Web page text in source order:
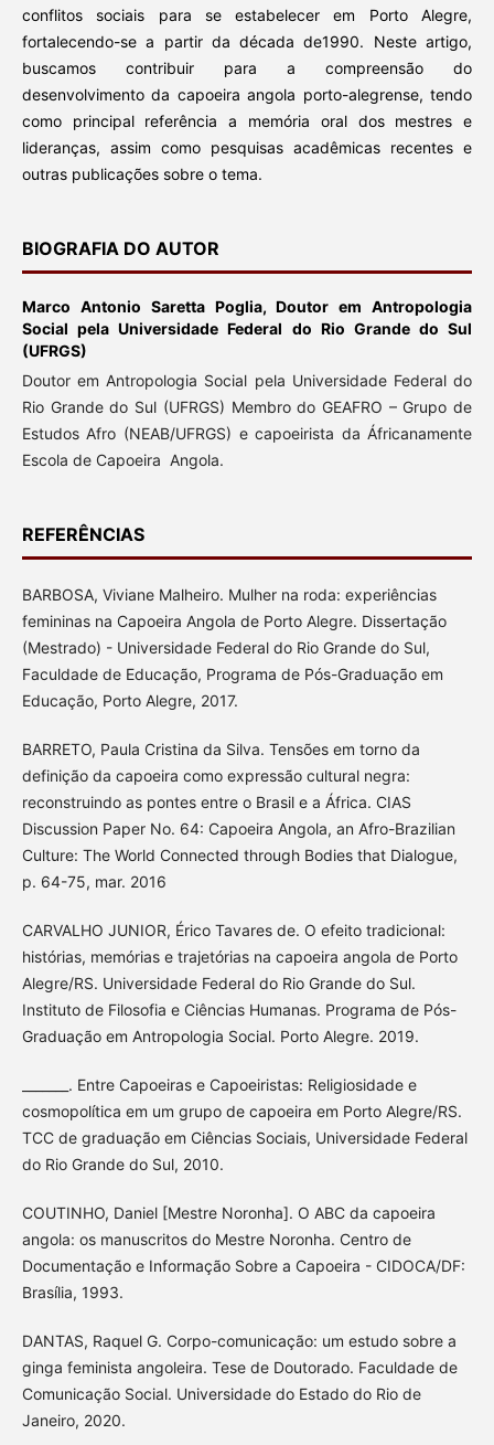
conflitos sociais para se estabelecer em Porto Alegre,
fortalecendo-se a partir da década de1990. Neste artigo,
buscamos contribuir para a compreensão do
desenvolvimento da capoeira angola porto-alegrense, tendo
como principal referência a memória oral dos mestres e
lideranças, assim como pesquisas acadêmicas recentes e
outras publicações sobre o tema.
BIOGRAFIA DO AUTOR
Marco Antonio Saretta Poglia,Doutor em Antropologia
Social pela Universidade Federal do Rio Grande do Sul
(UFRGS)
Doutor em Antropologia Social pela Universidade Federal do
Rio Grande do Sul (UFRGS) Membro do GEAFRO – Grupo de
Estudos Afro (NEAB/UFRGS) e capoeirista da Áfricanamente
Escola de Capoeira Angola.
REFERÊNCIAS
BARBOSA, Viviane Malheiro. Mulher na roda: experiências
femininas na Capoeira Angola de Porto Alegre. Dissertação
(Mestrado) - Universidade Federal do Rio Grande do Sul,
Faculdade de Educação, Programa de Pós-Graduação em
Educação, Porto Alegre, 2017.
BARRETO, Paula Cristina da Silva. Tensões em torno da
definição da capoeira como expressão cultural negra:
reconstruindo as pontes entre o Brasil e a África. CIAS
Discussion Paper No. 64: Capoeira Angola, an Afro-Brazilian
Culture: The World Connected through Bodies that Dialogue,
p. 64-75, mar. 2016
CARVALHO JUNIOR, Érico Tavares de. O efeito tradicional:
histórias, memórias e trajetórias na capoeira angola de Porto
Alegre/RS. Universidade Federal do Rio Grande do Sul.
Instituto de Filosofia e Ciências Humanas. Programa de Pós-
Graduação em Antropologia Social. Porto Alegre. 2019.
_______. Entre Capoeiras e Capoeiristas: Religiosidade e
cosmopolítica em um grupo de capoeira em Porto Alegre/RS.
TCC de graduação em Ciências Sociais, Universidade Federal
do Rio Grande do Sul, 2010.
COUTINHO, Daniel [Mestre Noronha]. O ABC da capoeira
angola: os manuscritos do Mestre Noronha. Centro de
Documentação e Informação Sobre a Capoeira - CIDOCA/DF:
Brasília, 1993.
DANTAS, Raquel G. Corpo-comunicação: um estudo sobre a
ginga feminista angoleira. Tese de Doutorado. Faculdade de
Comunicação Social. Universidade do Estado do Rio de
Janeiro, 2020.